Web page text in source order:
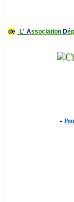
de L' Association D
-